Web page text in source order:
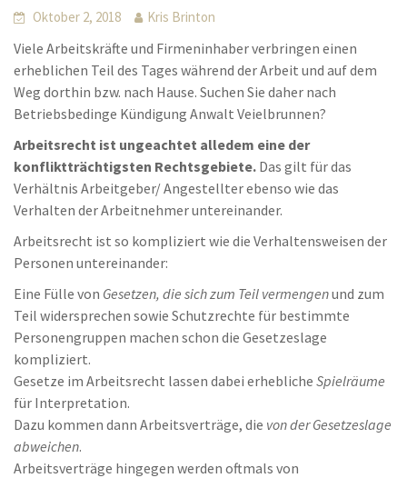
Oktober 2, 2018 Kris Brinton
Viele Arbeitskräfte und Firmeninhaber verbringen einen
erheblichen Teil des Tages während der Arbeit und auf dem
Weg dorthin bzw. nach Hause. Suchen Sie daher nach
Betriebsbedinge Kündigung Anwalt Veielbrunnen?
Arbeitsrecht ist ungeachtet alledem eine der
konfliktträchtigsten Rechtsgebiete. Das gilt für das
Verhältnis Arbeitgeber/ Angestellter ebenso wie das
Verhalten der Arbeitnehmer untereinander.
Arbeitsrecht ist so kompliziert wie die Verhaltensweisen der
Personen untereinander:
Eine Fülle von Gesetzen, die sich zum Teil vermengenund zum
Teil widersprechen sowie Schutzrechte für bestimmte
Personengruppen machen schon die Gesetzeslage
kompliziert.
Gesetze im Arbeitsrecht lassen dabei erhebliche Spielräume
für Interpretation.
Dazu kommen dann Arbeitsverträge, die von der Gesetzeslage
abweichen.
Arbeitsverträge hingegen werden oftmals von